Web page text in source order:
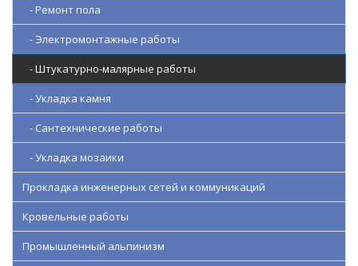
- Ремонт пола
- Электромонтажные работы
- Штукатурно-малярные работы
- Укладка камня
- Сантехнические работы
- Укладка мозаики
Прокладка инженерных сетей и коммуникаций
Кровельные работы
Промышленный альпинизм